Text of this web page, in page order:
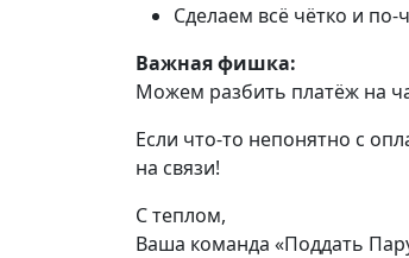
Сделаем всё чётко и по-
Важная фишка:
Можем разбить платёж на
Если что-то непонятно с
на связи!
С теплом,
Ваша команда «Поддать